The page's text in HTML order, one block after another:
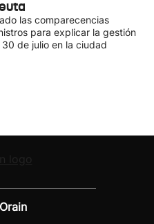
las comparecencias
para explicar la gestión
de julio en la ciudad
Orain